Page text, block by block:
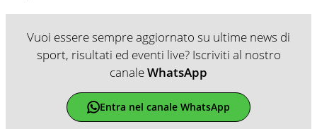
Vuoi essere sempre aggiornato su ultime news di
sport, risultati ed eventi live? Iscriviti al nostro
canaleWhatsApp
Entra nel canale WhatsApp